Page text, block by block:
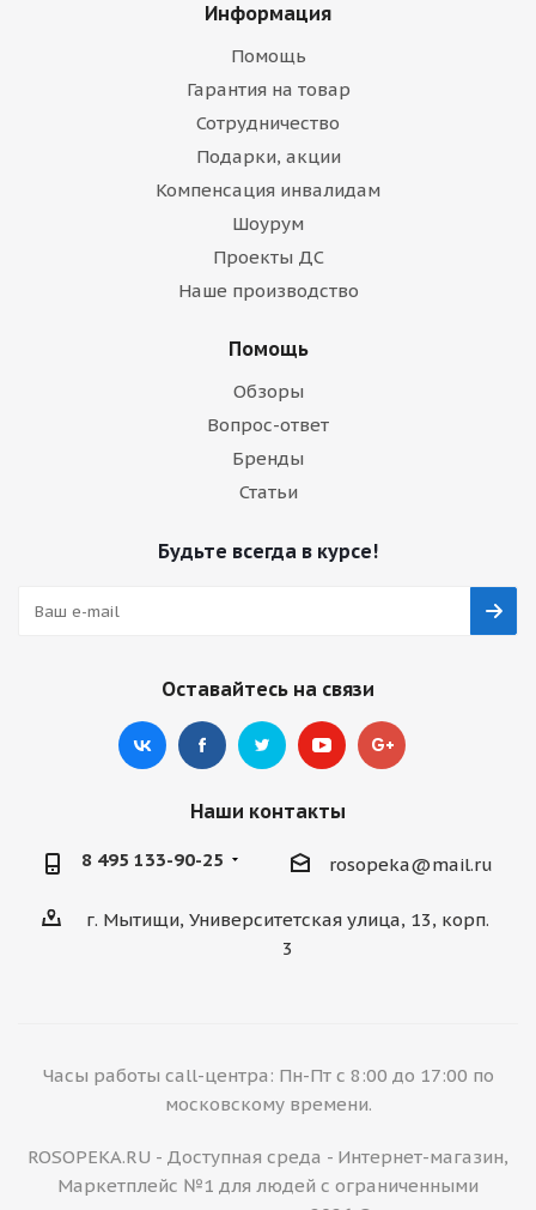
Информация
Помощь
Гарантия на товар
Сотрудничество
Подарки, акции
Компенсация инвалидам
Шоурум
Проекты ДС
Наше производство
Помощь
Обзоры
Вопрос-ответ
Бренды
Статьи
Будьте всегда в курсе!
Оставайтесь на связи
Наши контакты
8 495 133-90-25 rosopeka@mail.ru
г. Мытищи, Университетская улица, 13, корп.
3
Часы работы call-центра: Пн-Пт с 8:00 до 17:00 по
московскому времени.
ROSOPEKA.RU - Доступная среда - Интернет-магазин,
Маркетплейс №1 для людей с ограниченными